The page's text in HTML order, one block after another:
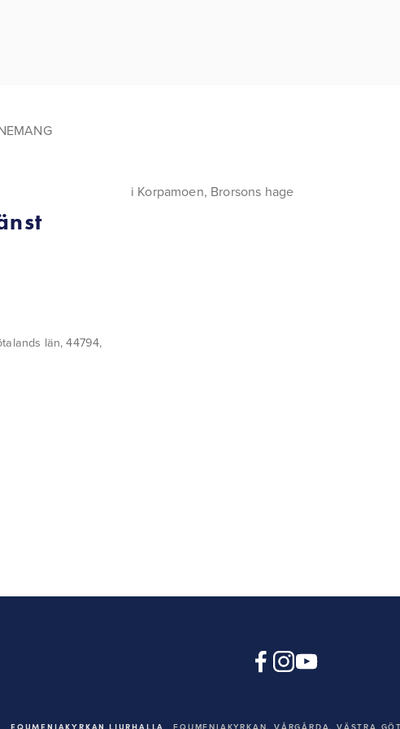
län, 44794
i Korpamoen, Brorsons hage